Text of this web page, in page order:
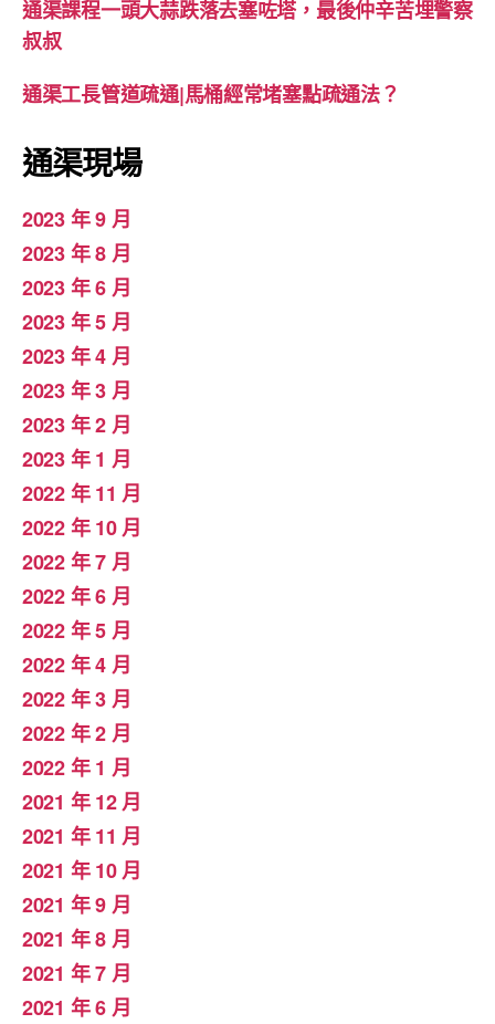
通渠課程一頭大蒜跌落去塞咗塔，最後仲辛苦埋警察
叔叔
通渠工長管道疏通|馬桶經常堵塞點疏通法？
通渠現場
2023 年 9 月
2023 年 8 月
2023 年 6 月
2023 年 5 月
2023 年 4 月
2023 年 3 月
2023 年 2 月
2023 年 1 月
2022 年 11 月
2022 年 10 月
2022 年 7 月
2022 年 6 月
2022 年 5 月
2022 年 4 月
2022 年 3 月
2022 年 2 月
2022 年 1 月
2021 年 12 月
2021 年 11 月
2021 年 10 月
2021 年 9 月
2021 年 8 月
2021 年 7 月
2021 年 6 月